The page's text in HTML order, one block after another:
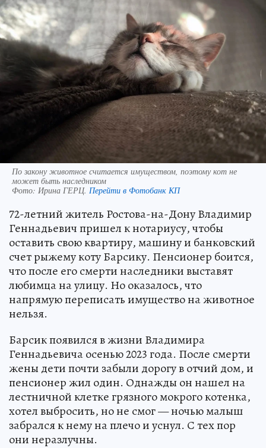
По закону животное считается имуществом, поэтому кот не
может быть наследником
Фото: Ирина ГЕРЦ. Перейти в Фотобанк КП
72-летний житель Ростова-на-Дону Владимир
Геннадьевич пришел к нотариусу, чтобы
оставить свою квартиру, машину и банковский
счет рыжему коту Барсику. Пенсионер боится,
что после его смерти наследники выставят
любимца на улицу. Но оказалось, что
напрямую переписать имущество на животное
нельзя.
Барсик появился в жизни Владимира
Геннадьевича осенью 2023 года. После смерти
жены дети почти забыли дорогу в отчий дом, и
пенсионер жил один. Однажды он нашел на
лестничной клетке грязного мокрого котенка,
хотел выбросить, но не смог — ночью малыш
забрался к нему на плечо и уснул. С тех пор
они неразлучны.